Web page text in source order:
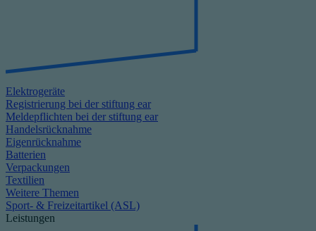
Elektrogeräte
Registrierung bei der stiftung ear
Meldepflichten bei der stiftung ear
Handelsrücknahme
Eigenrücknahme
Batterien
Verpackungen
Textilien
Weitere Themen
Sport- & Freizeitartikel (ASL)
Leistungen